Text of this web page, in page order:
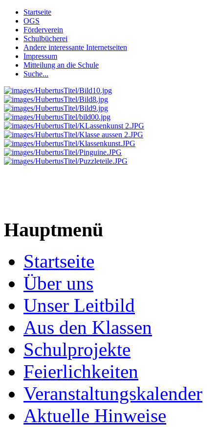
Startseite
OGS
Förderverein
Schulbücherei
Andere interessante Internetseiten
Impressum
Mitteilung an die Schule
Suche...
Hauptmenü
Startseite
Über uns
Unser Leitbild
Aus den Klassen
Schulprojekte
Feierlichkeiten
Veranstaltungskalender
Aktuelle Hinweise